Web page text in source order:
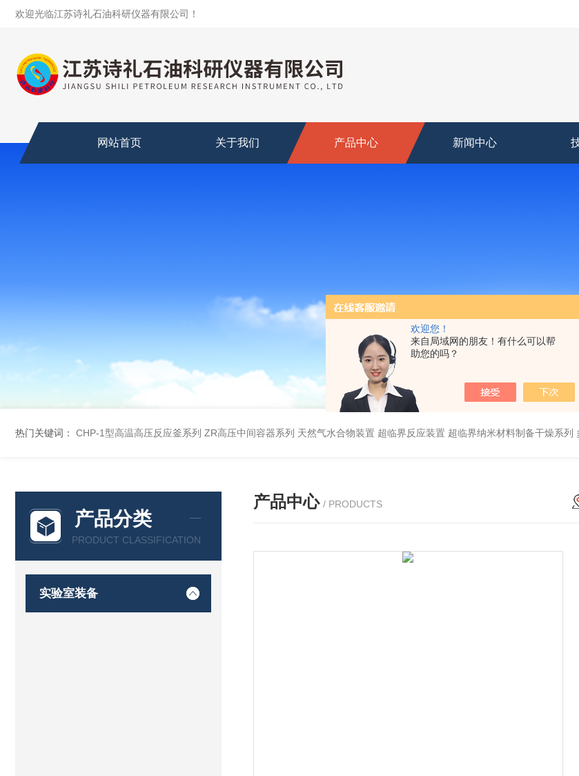
欢迎您！
来自局域网的朋友！有什么可以帮
助您的吗？
欢迎光临江苏诗礼石油科研仪器有限公司！
网站首页 关于我们 产品中心 新闻中心
热门关键词： CHP-1型高温高压反应釜系列 ZR高压中间容器系列 天然气水合物装置 超临界反应装置 超临界纳米材料制备干燥系列
产品分类
PRODUCT CLASSIFICATION
实验室装备
产品中心 / PRODUCTS